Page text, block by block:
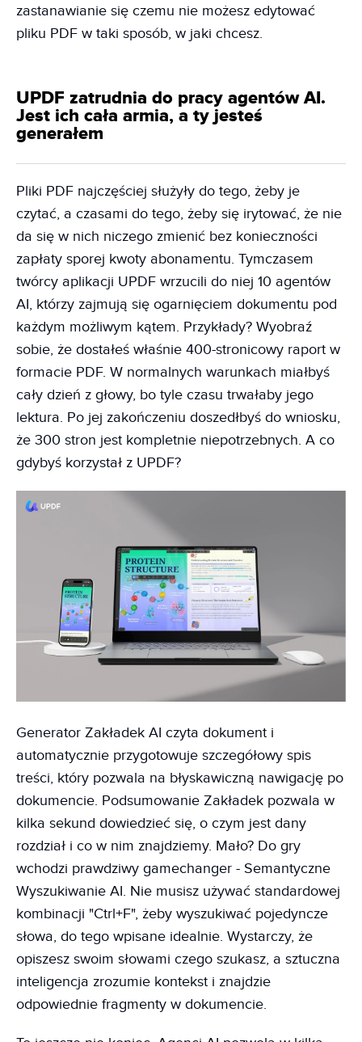
zastanawianie się czemu nie możesz edytować
pliku PDF w taki sposób, w jaki chcesz.
UPDF zatrudnia do pracy agentów AI.
Jest ich cała armia, a ty jesteś
generałem
Pliki PDF najczęściej służyły do tego, żeby je
czytać, a czasami do tego, żeby się irytować, że nie
da się w nich niczego zmienić bez konieczności
zapłaty sporej kwoty abonamentu. Tymczasem
twórcy aplikacji UPDF wrzucili do niej 10 agentów
AI, którzy zajmują się ogarnięciem dokumentu pod
każdym możliwym kątem. Przykłady? Wyobraź
sobie, że dostałeś właśnie 400-stronicowy raport w
formacie PDF. W normalnych warunkach miałbyś
cały dzień z głowy, bo tyle czasu trwałaby jego
lektura. Po jej zakończeniu doszedłbyś do wniosku,
że 300 stron jest kompletnie niepotrzebnych. A co
gdybyś korzystał z UPDF?
Generator Zakładek AI czyta dokument i
automatycznie przygotowuje szczegółowy spis
treści, który pozwala na błyskawiczną nawigację po
dokumencie. Podsumowanie Zakładek pozwala w
kilka sekund dowiedzieć się, o czym jest dany
rozdział i co w nim znajdziemy. Mało? Do gry
wchodzi prawdziwy gamechanger - Semantyczne
Wyszukiwanie AI. Nie musisz używać standardowej
kombinacji "Ctrl+F", żeby wyszukiwać pojedyncze
słowa, do tego wpisane idealnie. Wystarczy, że
opiszesz swoim słowami czego szukasz, a sztuczna
inteligencja zrozumie kontekst i znajdzie
odpowiednie fragmenty w dokumencie.